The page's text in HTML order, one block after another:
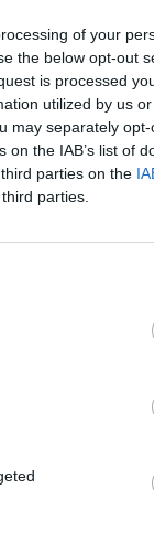
of your
the below opt-out
is processed
utilized by us
may separately
the IAB’s list of
parties on the
parties.
triumf nad
z
dlatego, że
w grupie A,
Panów, którzy